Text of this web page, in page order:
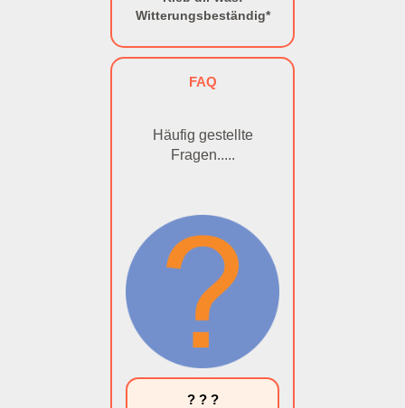
Witterungsbeständig*
FAQ
Häufig gestellte
Fragen.....
? ? ?